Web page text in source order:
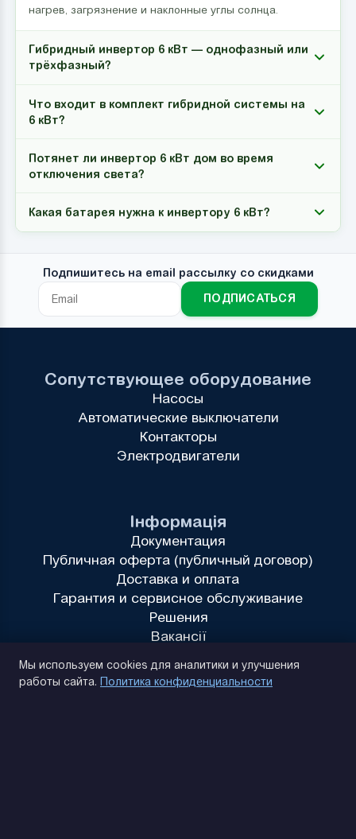
нагрев, загрязнение и наклонные углы солнца.
Гибридный инвертор 6 кВт — однофазный или
трёхфазный?
Что входит в комплект гибридной системы на
6 кВт?
Потянет ли инвертор 6 кВт дом во время
отключения света?
Какая батарея нужна к инвертору 6 кВт?
Подпишитесь на email рассылку со скидками
ПОДПИСАТЬСЯ
Інформація
Документация
Публичная оферта (публичный договор)
Доставка и оплата
Гарантия и сервисное обслуживание
Решения
Вакансії
Сопутствующее оборудование
Насосы
Автоматические выключатели
Контакторы
Электродвигатели
Мы используем cookies для аналитики и улучшения
работы сайта. Политика конфиденциальности